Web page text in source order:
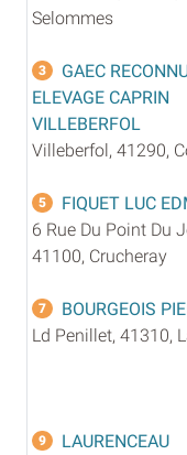
Selommes
3
GAEC
ELEVAGE CAPRIN
VILLEBERFOL
Villeberfol, 41290,
5
FIQUET LUC
6 Rue Du Point Du
41100, Crucheray
7
BOURGEOIS
Ld Penillet, 41310,
9
LAURENCEAU